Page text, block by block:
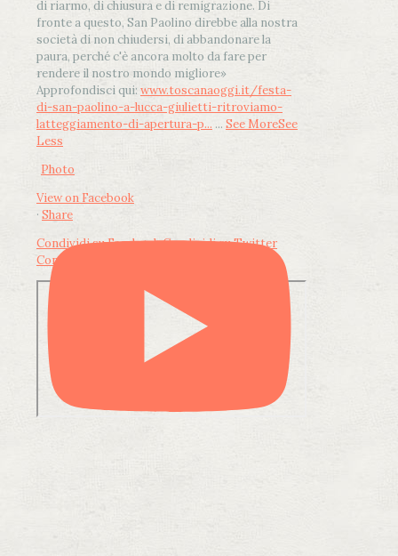
di riarmo, di chiusura e di remigrazione. Di
fronte a questo, San Paolino direbbe alla nostra
società di non chiudersi, di abbandonare la
paura, perché c'è ancora molto da fare per
rendere il nostro mondo migliore»
Approfondisci qui: www.toscanaoggi.it/festa-
di-san-paolino-a-lucca-giulietti-ritroviamo-
latteggiamento-di-apertura-p... ... See MoreSee
Less
Photo
View on Facebook
· Share
Condividi su FacebookCondividi su Twitter
Condividi su LinkedIn